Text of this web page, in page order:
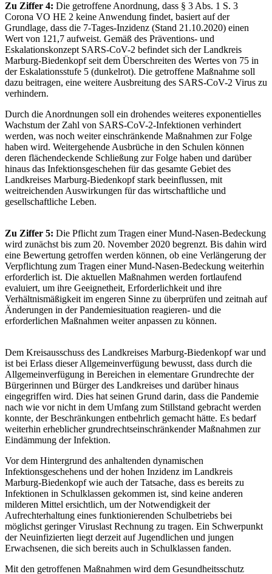
Zu Ziffer 4: Die getroffene Anordnung, dass § 3 Abs. 1 S. 3
Corona VO HE 2 keine Anwendung findet, basiert auf der
Grundlage, dass die 7-Tages-Inzidenz (Stand 21.10.2020) einen
Wert von 121,7 aufweist. Gemäß des Präventions- und
Eskalationskonzept SARS-CoV-2 befindet sich der Landkreis
Marburg-Biedenkopf seit dem Überschreiten des Wertes von 75 in
der Eskalationsstufe 5 (dunkelrot). Die getroffene Maßnahme soll
dazu beitragen, eine weitere Ausbreitung des SARS-CoV-2 Virus zu
verhindern.
Durch die Anordnungen soll ein drohendes weiteres exponentielles
Wachstum der Zahl von SARS-CoV-2-Infektionen verhindert
werden, was noch weiter einschränkende Maßnahmen zur Folge
haben wird. Weitergehende Ausbrüche in den Schulen können
deren flächendeckende Schließung zur Folge haben und darüber
hinaus das Infektionsgeschehen für das gesamte Gebiet des
Landkreises Marburg-Biedenkopf stark beeinflussen, mit
weitreichenden Auswirkungen für das wirtschaftliche und
gesellschaftliche Leben.
Zu Ziffer 5: Die Pflicht zum Tragen einer Mund-Nasen-Bedeckung
wird zunächst bis zum 20. November 2020 begrenzt. Bis dahin wird
eine Bewertung getroffen werden können, ob eine Verlängerung der
Verpflichtung zum Tragen einer Mund-Nasen-Bedeckung weiterhin
erforderlich ist. Die aktuellen Maßnahmen werden fortlaufend
evaluiert, um ihre Geeignetheit, Erforderlichkeit und ihre
Verhältnismäßigkeit im engeren Sinne zu überprüfen und zeitnah auf
Änderungen in der Pandemiesituation reagieren- und die
erforderlichen Maßnahmen weiter anpassen zu können.
Dem Kreisausschuss des Landkreises Marburg-Biedenkopf war und
ist bei Erlass dieser Allgemeinverfügung bewusst, dass durch die
Allgemeinverfügung in Bereichen in elementare Grundrechte der
Bürgerinnen und Bürger des Landkreises und darüber hinaus
eingegriffen wird. Dies hat seinen Grund darin, dass die Pandemie
nach wie vor nicht in dem Umfang zum Stillstand gebracht werden
konnte, der Beschränkungen entbehrlich gemacht hätte. Es bedarf
weiterhin erheblicher grundrechtseinschränkender Maßnahmen zur
Eindämmung der Infektion.
Vor dem Hintergrund des anhaltenden dynamischen
Infektionsgeschehens und der hohen Inzidenz im Landkreis
Marburg-Biedenkopf wie auch der Tatsache, dass es bereits zu
Infektionen in Schulklassen gekommen ist, sind keine anderen
milderen Mittel ersichtlich, um der Notwendigkeit der
Aufrechterhaltung eines funktionierenden Schulbetriebs bei
möglichst geringer Viruslast Rechnung zu tragen. Ein Schwerpunkt
der Neuinfizierten liegt derzeit auf Jugendlichen und jungen
Erwachsenen, die sich bereits auch in Schulklassen fanden.
Mit den getroffenen Maßnahmen wird dem Gesundheitsschutz